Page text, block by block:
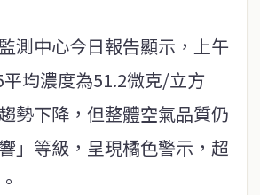
測中心今日報告顯示，上午
均濃度為51.2微克/立方
勢下降，但整體空氣品質仍
」等級，呈現橘色警示，超